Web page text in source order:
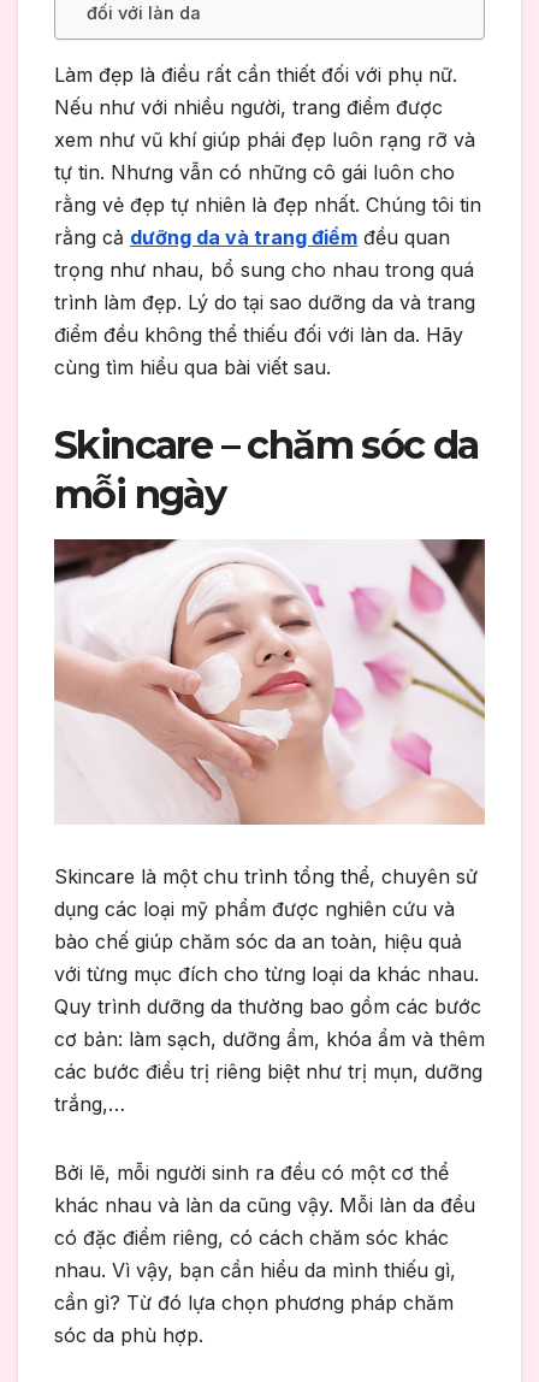
đối với làn da
Làm đẹp là điều rất cần thiết đối với phụ nữ.
Nếu như với nhiều người, trang điểm được
xem như vũ khí giúp phái đẹp luôn rạng rỡ và
tự tin. Nhưng vẫn có những cô gái luôn cho
rằng vẻ đẹp tự nhiên là đẹp nhất. Chúng tôi tin
rằng cả dưỡng da và trang điểm đều quan
trọng như nhau, bổ sung cho nhau trong quá
trình làm đẹp. Lý do tại sao dưỡng da và trang
điểm đều không thể thiếu đối với làn da. Hãy
cùng tìm hiểu qua bài viết sau.
Skincare – chăm sóc da
mỗi ngày
Skincare là một chu trình tổng thể, chuyên sử
dụng các loại mỹ phẩm được nghiên cứu và
bào chế giúp chăm sóc da an toàn, hiệu quả
với từng mục đích cho từng loại da khác nhau.
Quy trình dưỡng da thường bao gồm các bước
cơ bản: làm sạch, dưỡng ẩm, khóa ẩm và thêm
các bước điều trị riêng biệt như trị mụn, dưỡng
trắng,…
Bởi lẽ, mỗi người sinh ra đều có một cơ thể
khác nhau và làn da cũng vậy. Mỗi làn da đều
có đặc điểm riêng, có cách chăm sóc khác
nhau. Vì vậy, bạn cần hiểu da mình thiếu gì,
cần gì? Từ đó lựa chọn phương pháp chăm
sóc da phù hợp.